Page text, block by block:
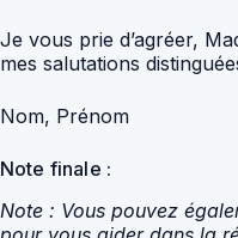
Je vous prie d’agréer,
mes salutations
Nom, Prénom
Note finale :
Note : Vous pouvez